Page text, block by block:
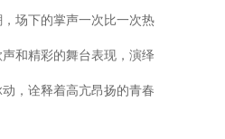
场下的掌声一次比一次热
和精彩的舞台表现，演绎
，诠释着高亢昂扬的青春